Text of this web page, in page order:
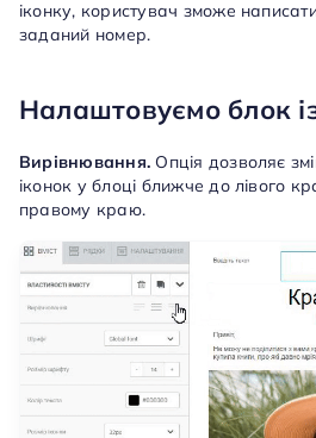
іконку, користувач зможе
заданий номер.
Налаштовуємо блок
Вирівнювання. Опція дозволяє
іконок у блоці ближче до лівого
правому краю.